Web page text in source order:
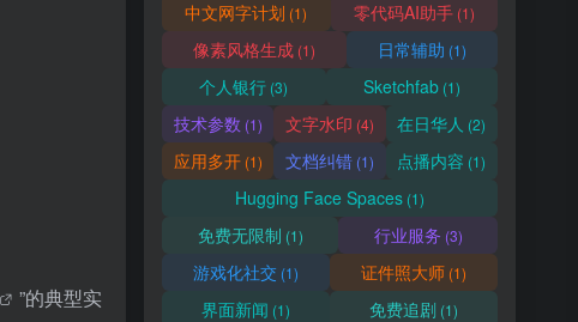
”的典型实
中文网字计划 (1) 零代码AI助手(1)
像素风格生成 (1) 日常辅助 (1)
个人银行 (3) Sketchfab(1)
技术参数 (1) 文字水印 (4) 在日华人 (2)
应用多开(1) 文档纠错(1) 点播内容 (1)
Hugging Face Spaces (1)
免费无限制 (1) 行业服务 (3)
游戏化社交 (1) 证件照大师 (1)
界面新闻 (1) 免费追剧 (1)